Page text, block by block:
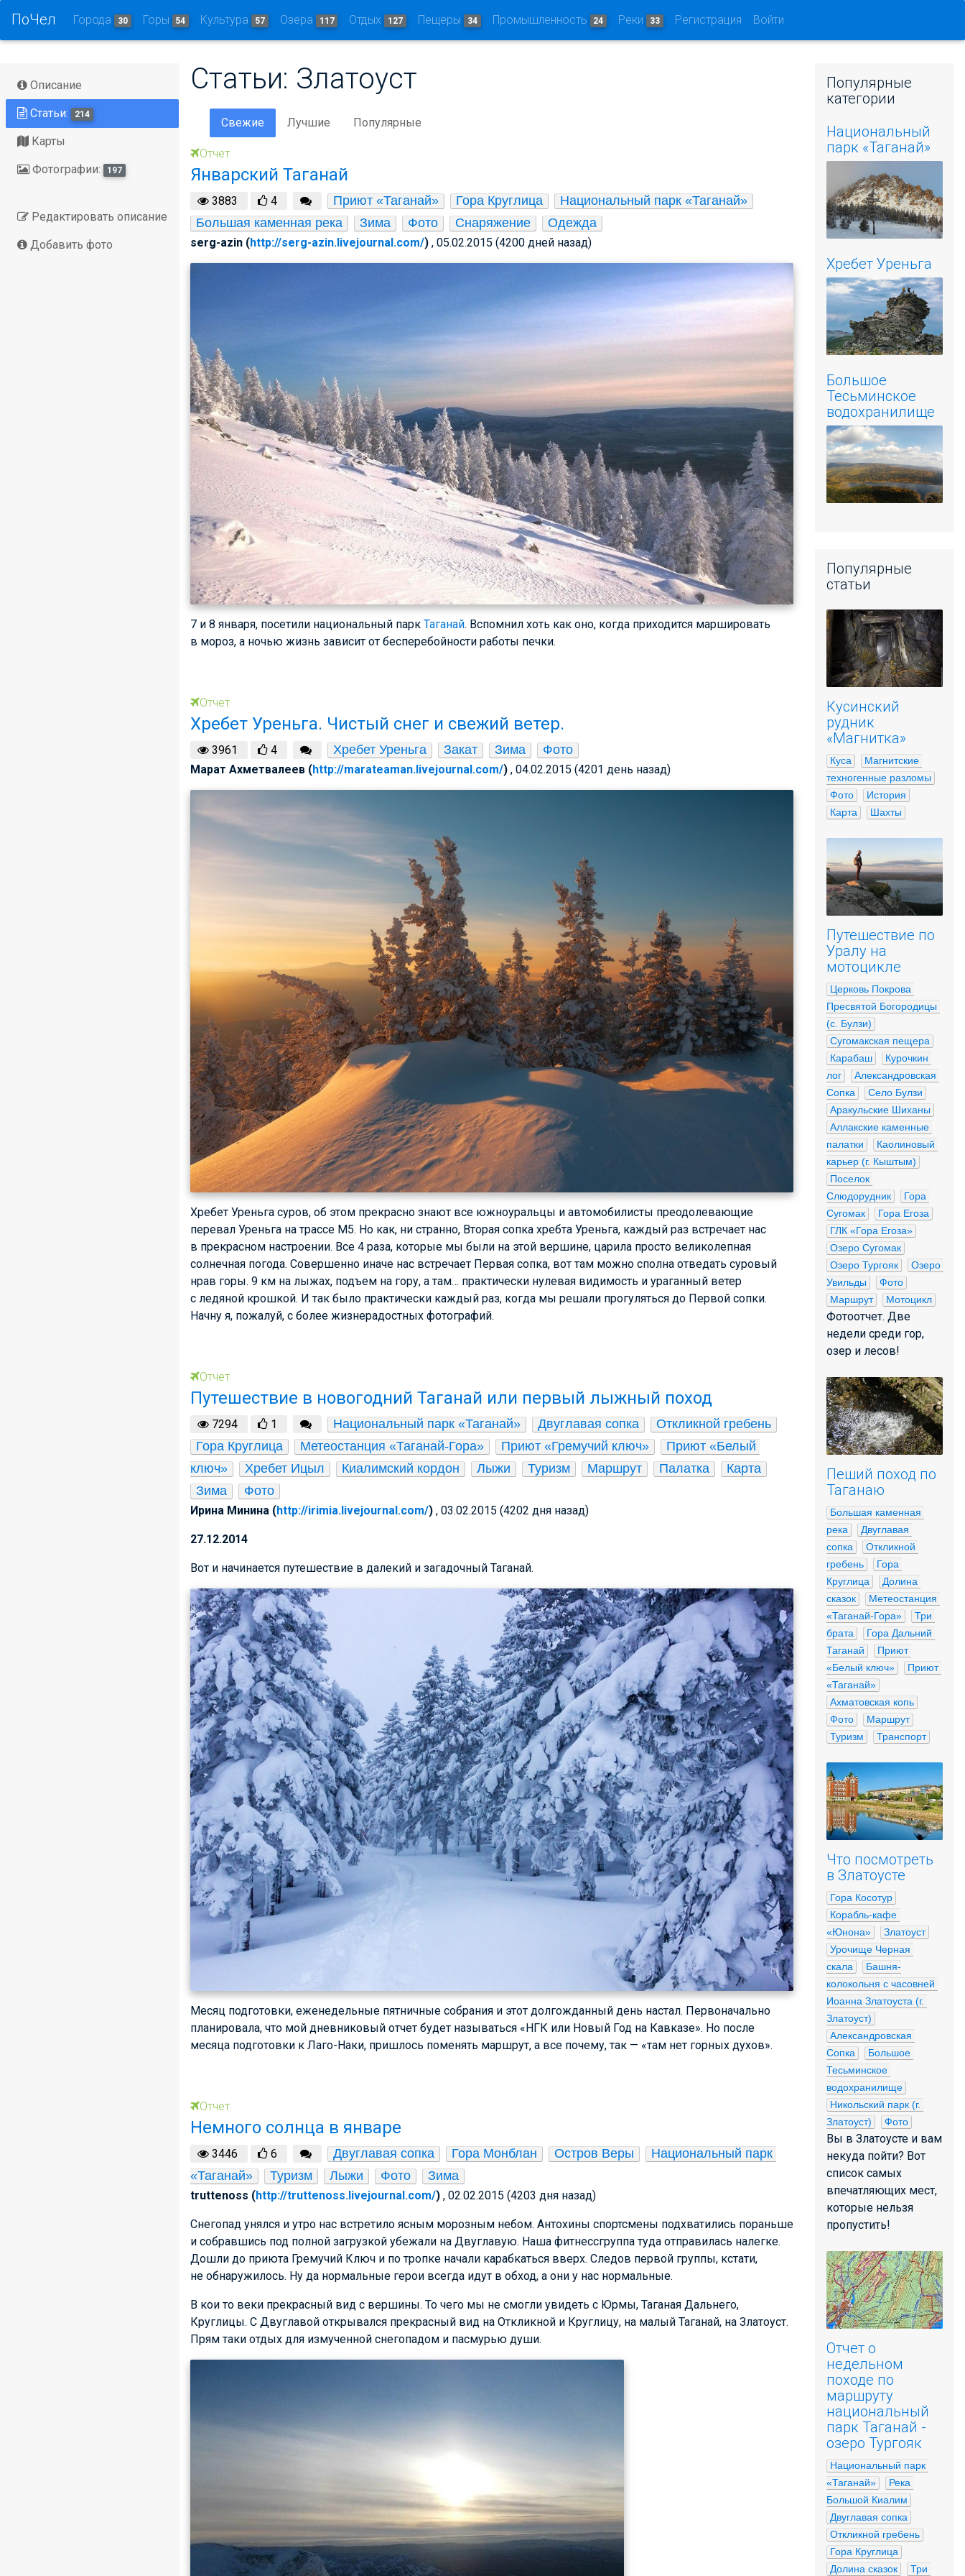
ПоЧел Города 30 Горы 54 Культура 57 Озера 117 Отдых 127 Пещеры 34 Промышленность 24 Реки 33 Регистрация Войти
Описание
Статьи: 214
Карты
Фотографии: 197
Редактировать описание
Добавить фото
Статьи: Златоуст
Свежие Лучшие Популярные
Отчет
Январский Таганай
3883 4 Приют «Таганай» Гора Круглица
Национальный парк «Таганай»
Большая каменная река
Зима Фото Снаряжение Одежда
serg-azin (http://serg-azin.livejournal.com/) , 05.02.2015 (4200 дней назад)
7 и 8 января, посетили национальный парк Таганай. Вспомнил хоть как оно, когда приходится маршировать
в мороз, а ночью жизнь зависит от бесперебойности работы печки.
Отчет
Хребет Уреньга. Чистый снег и свежий ветер.
3961 4 Хребет Уреньга Закат Зима Фото
Марат Ахметвалеев (http://marateaman.livejournal.com/) , 04.02.2015 (4201 день назад)
Хребет Уреньга суров, об этом прекрасно знают все южноуральцы и автомобилисты преодолевающие
перевал Уреньга на трассе М5. Но как, ни странно, Вторая сопка хребта Уреньга, каждый раз встречает нас
в прекрасном настроении. Все 4 раза, которые мы были на этой вершине, царила просто великолепная
солнечная погода. Совершенно иначе нас встречает Первая сопка, вот там можно сполна отведать суровый
нрав горы. 9 км на лыжах, подъем на гору, а там… практически нулевая видимость и ураганный ветер
с ледяной крошкой. И так было практически каждый раз, когда мы решали прогуляться до Первой сопки.
Начну я, пожалуй, с более жизнерадостных фотографий.
Отчет
Путешествие в новогодний Таганай или первый лыжный поход
7294 1 Национальный парк «Таганай» Двуглавая сопка
Откликной гребень
Гора Круглица
Метеостанция «Таганай-Гора» Приют «Гремучий ключ»
Приют «Белый
ключ»
Хребет Ицыл Киалимский кордон Лыжи Туризм Маршрут Палатка
Карта
Зима
Фото
Ирина Минина (http://irimia.livejournal.com/) , 03.02.2015 (4202 дня назад)
27.12.2014
Вот и начинается путешествие в далекий и загадочный Таганай.
Месяц подготовки, еженедельные пятничные собрания и этот долгожданный день настал. Первоначально
планировала, что мой дневниковый отчет будет называться «НГК или Новый Год на Кавказе». Но после
месяца подготовки к Лаго-Наки, пришлось поменять маршрут, а все почему, так — «там нет горных духов».
Отчет
Немного солнца в январе
3446 6 Двуглавая сопка Гора Монблан Остров Веры
Национальный парк
«Таганай»
Туризм Лыжи Фото Зима
truttenoss (http://truttenoss.livejournal.com/) , 02.02.2015 (4203 дня назад)
Снегопад унялся и утро нас встретило ясным морозным небом. Антохины спортсмены подхватились пораньше
и собравшись под полной загрузкой убежали на Двуглавую. Наша фитнессгруппа туда отправилась налегке.
Дошли до приюта Гремучий Ключ и по тропке начали карабкаться вверх. Следов первой группы, кстати,
не обнаружилось. Ну да нормальные герои всегда идут в обход, а они у нас нормальные.
В кои то веки прекрасный вид с вершины. То чего мы не смогли увидеть с Юрмы, Таганая Дальнего,
Круглицы. С Двуглавой открывался прекрасный вид на Откликной и Круглицу, на малый Таганай, на Златоуст.
Прям таки отдых для измученной снегопадом и пасмурью души.
Популярные
категории
Национальный
парк «Таганай»
Хребет Уреньга
Большое
Тесьминское
водохранилище
Популярные
статьи
Кусинский
рудник
«Магнитка»
Куса
Магнитские
техногенные разломы
Фото
История
Карта
Шахты
Путешествие по
Уралу на
мотоцикле
Церковь Покрова
Пресвятой Богородицы
(с. Булзи)
Сугомакская пещера
Карабаш
Курочкин
лог
Александровская
Сопка
Село Булзи
Аракульские Шиханы
Аллакские каменные
палатки
Каолиновый
карьер (г. Кыштым)
Поселок
Слюдорудник
Гора
Сугомак
Гора Егоза
ГЛК «Гора Егоза»
Озеро Сугомак
Озеро Тургояк
Озеро
Увильды
Фото
Маршрут
Мотоцикл
Фотоотчет. Две
недели среди гор,
озер и лесов!
Пеший поход по
Таганаю
Большая каменная
река
Двуглавая
сопка
Откликной
гребень
Гора
Круглица
Долина
сказок
Метеостанция
«Таганай-Гора»
Три
брата
Гора Дальний
Таганай
Приют
«Белый ключ»
Приют
«Таганай»
Ахматовская копь
Фото
Маршрут
Туризм
Транспорт
Что посмотреть
в Златоусте
Гора Косотур
Корабль-кафе
«Юнона»
Златоуст
Урочище Черная
скала
Башня-
колокольня с часовней
Иоанна Златоуста (г.
Златоуст)
Александровская
Сопка
Большое
Тесьминское
водохранилище
Никольский парк (г.
Златоуст)
Фото
Вы в Златоусте и вам
некуда пойти? Вот
список самых
впечатляющих мест,
которые нельзя
пропустить!
Отчет о
недельном
походе по
маршруту
национальный
парк Таганай -
озеро Тургояк
Национальный парк
«Таганай»
Река
Большой Киалим
Двуглавая сопка
Откликной гребень
Гора Круглица
Долина сказок
Три